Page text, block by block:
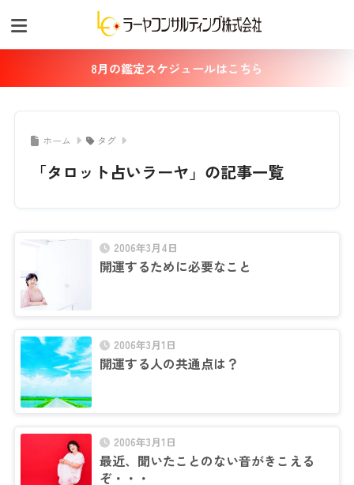
8月の鑑定スケジュールはこちら
ホーム タグ
「タロット占いラーヤ」の記事一覧
2006年3月4日
開運するために必要なこと
2006年3月1日
開運する人の共通点は？
2006年3月1日
最近、聞いたことのない音がきこえる
ぞ・・・